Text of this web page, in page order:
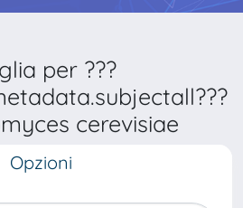
per ???
cerevisiae
Opzioni